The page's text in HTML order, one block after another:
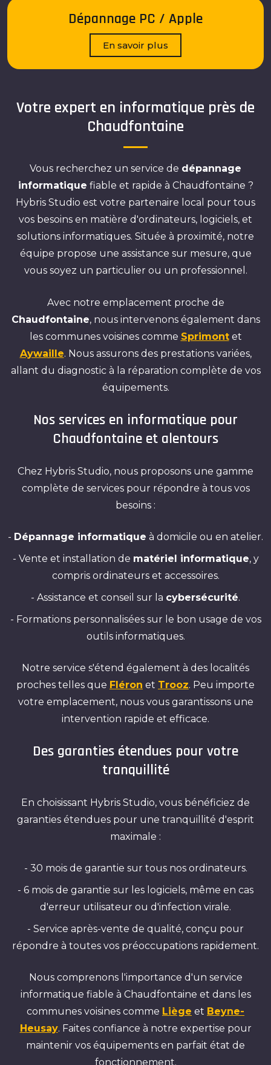
Dépannage PC / Apple
En savoir plus
Votre expert en informatique près de
Chaudfontaine
Vous recherchez un service de dépannage
informatique fiable et rapide à Chaudfontaine ?
Hybris Studio est votre partenaire local pour tous
vos besoins en matière d'ordinateurs, logiciels, et
solutions informatiques. Située à proximité, notre
équipe propose une assistance sur mesure, que
vous soyez un particulier ou un professionnel.
Avec notre emplacement proche de
Chaudfontaine, nous intervenons également dans
les communes voisines comme Sprimontet
Aywaille. Nous assurons des prestations variées,
allant du diagnostic à la réparation complète de vos
équipements.
Nos services en informatique pour
Chaudfontaine et alentours
Chez Hybris Studio, nous proposons une gamme
complète de services pour répondre à tous vos
besoins :
- Dépannage informatique à domicile ou en atelier.
- Vente et installation de matériel informatique, y
compris ordinateurs et accessoires.
- Assistance et conseil sur la cybersécurité.
- Formations personnalisées sur le bon usage de vos
outils informatiques.
Notre service s'étend également à des localités
proches telles que Fléron et Trooz. Peu importe
votre emplacement, nous vous garantissons une
intervention rapide et efficace.
Des garanties étendues pour votre
tranquillité
En choisissant Hybris Studio, vous bénéficiez de
garanties étendues pour une tranquillité d'esprit
maximale :
- 30 mois de garantie sur tous nos ordinateurs.
- 6 mois de garantie sur les logiciels, même en cas
d'erreur utilisateur ou d'infection virale.
- Service après-vente de qualité, conçu pour
répondre à toutes vos préoccupations rapidement.
Nous comprenons l'importance d'un service
informatique fiable à Chaudfontaine et dans les
communes voisines comme Liège et Beyne-
Heusay. Faites confiance à notre expertise pour
maintenir vos équipements en parfait état de
fonctionnement.